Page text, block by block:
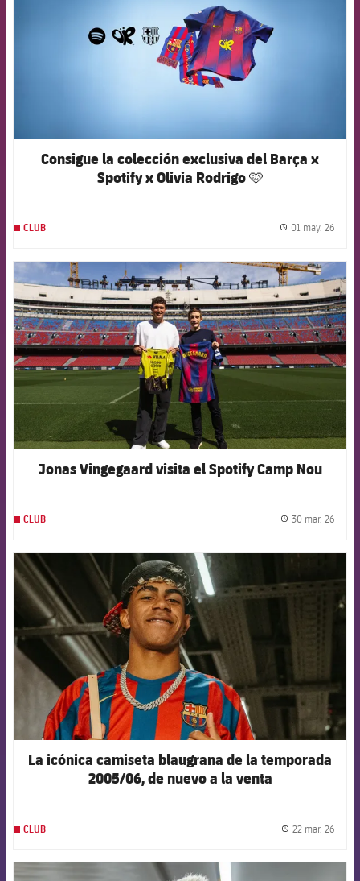
Consigue la colección exclusiva del Barça x
Spotify x Olivia Rodrigo 🩷
CLUB 01 may. 26
FCB Barcelona badge
Jonas Vingegaard visita el Spotify Camp Nou
CLUB 30 mar. 26
FCB Barcelona badge
La icónica camiseta blaugrana de la temporada
2005/06, de nuevo a la venta
CLUB 22 mar. 26
FCB Barcelona badge